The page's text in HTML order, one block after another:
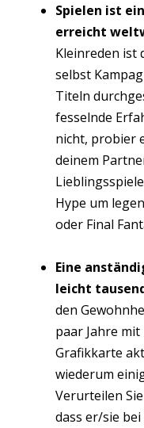
Spielen ist
erreicht
Kleinreden ist
selbst
Titeln
fesselnde
nicht, probier
deinem
Hype um
oder Final
Eine
leicht
den
paar Jahre
Grafikkarte
wiederum
Verurteilen
dass er/sie